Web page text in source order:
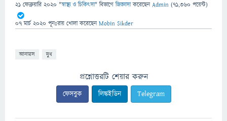
21 ফেব্রুয়ারি 2020 "স্বাস্থ্য ও চিকিৎসা" বিভাগে জিজ্ঞাসাকরেছেনAdmin (71,360 পয়েন্ট)
07 মার্চ 2020 পূনঃরায় খোলা করেছেনMobin Sikder
আনারস দুধ
প্রশ্নোত্তরটি শেয়ার করুন
ফেসবুক লিঙ্কইডিন Telegram